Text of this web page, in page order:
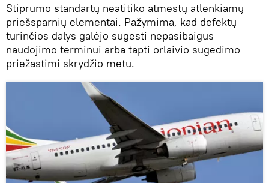
Stiprumo standartų neatitiko atmestų atlenkiamų
priešsparnių elementai. Pažymima, kad defektų
turinčios dalys galėjo sugesti nepasibaigus
naudojimo terminui arba tapti orlaivio sugedimo
priežastimi skrydžio metu.